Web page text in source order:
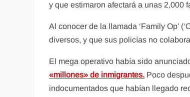
y que estimaron afectará a unas 2,000
Al conocer de la llamada ‘Family Op’
diversos, y que sus policías no
El mega operativo había sido
«millones» de inmigrantes. Poco
indocumentados que habían llegado